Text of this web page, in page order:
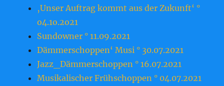
‚Unser Auftrag kommt aus der Zukunft‘ °
o4.1o.2o21
Sundowner ° 11.09.2021
Dämmerschoppen‘ Musi ° 30.07.2021
Jazz_Dämmerschoppen ° 16.07.2021
Musikalischer Frühschoppen ° 04.07.2021